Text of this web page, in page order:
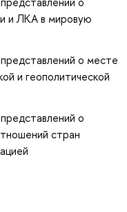
и ЛКА в мировую
о месте
и геополитической
о
стран